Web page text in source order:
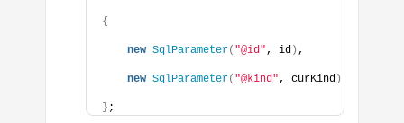
{
new SqlParameter( "@id", id ) ,
new SqlParameter( "@kind", curKind )
} ;